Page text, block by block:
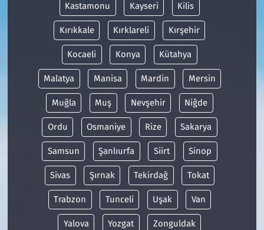
Kastamonu Kayseri Kilis
Kırıkkale Kırklareli Kırşehir
Kocaeli Konya Kütahya
Malatya Manisa Mardin Mersin
Muğla Muş Nevşehir Niğde
Ordu Osmaniye Rize Sakarya
Samsun Şanlıurfa Siirt Sinop
Sivas Şırnak Tekirdağ Tokat
Trabzon Tunceli Uşak Van
Yalova Yozgat Zonguldak